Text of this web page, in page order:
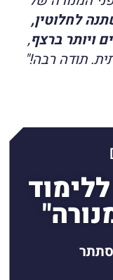
לחלוטין,
ויותר ברצף,
תודה רבה!"